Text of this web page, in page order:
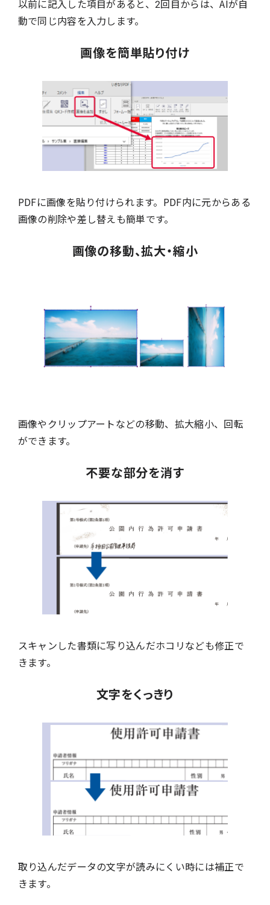
以前に記入した項目があると、2回目からは、AIが自
動で同じ内容を入力します。
画像を簡単貼り付け
PDFに画像を貼り付けられます。PDF内に元からある
画像の削除や差し替えも簡単です。
画像の移動、拡大・縮小
画像やクリップアートなどの移動、拡大縮小、回転
ができます。
不要な部分を消す
スキャンした書類に写り込んだホコリなども修正で
きます。
文字をくっきり
取り込んだデータの文字が読みにくい時には補正で
きます。